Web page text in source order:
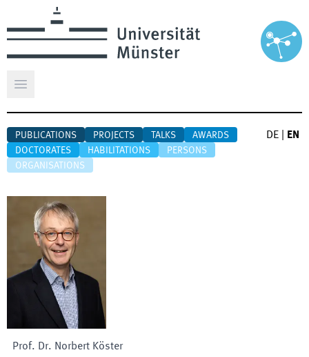
Open main menu
PUBLICATIONS PROJECTS TALKS
AWARDS
DOCTORATES
HABILITATIONS
PERSONS
ORGANISATIONS
DE EN
Prof. Dr. Norbert Köster